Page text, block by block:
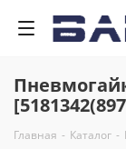
Главная - Каталог -